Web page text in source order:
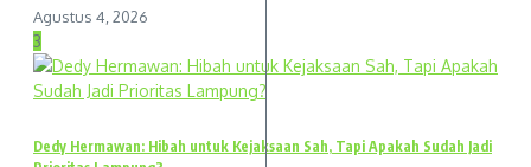
Agustus 4, 2026
3
Dedy Hermawan: Hibah untuk Kejaksaan Sah, Tapi Apakah Sudah Jadi